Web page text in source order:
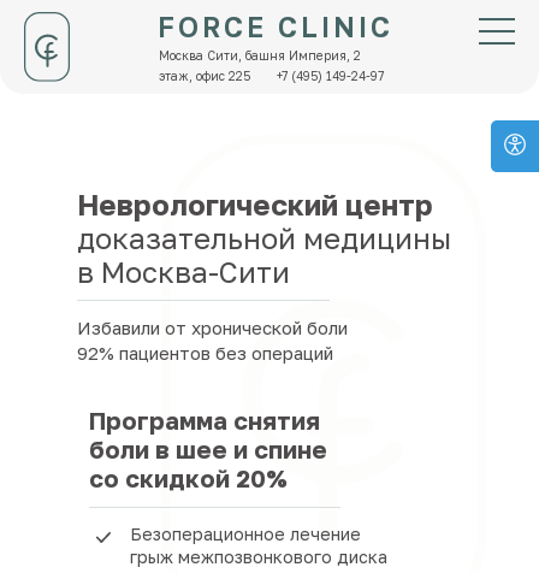
Москва Сити, башня Империя, 2
этаж, офис 225
+7 (495) 149-24-97
FORCE CLINIC
Неврологический центр
доказательной медицины
в Москва-Сити
Избавили от хронической боли
92% пациентов без операций
Программа снятия
боли в шее и спине
со скидкой 20%
Безоперационное лечение
грыж межпозвонкового диска